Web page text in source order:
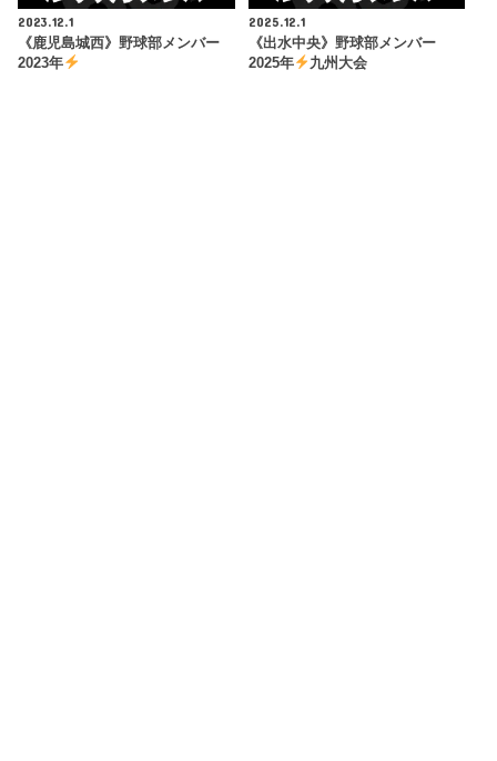
2023.12.1
《鹿児島城西》野球部メンバー
2023年
2025.12.1
《出水中央》野球部メンバー
2025年
九州大会